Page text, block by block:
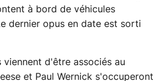
à bord de véhicules
dernier opus en date est sorti
viennent d'être associés au
et Paul Wernick s'occuperont